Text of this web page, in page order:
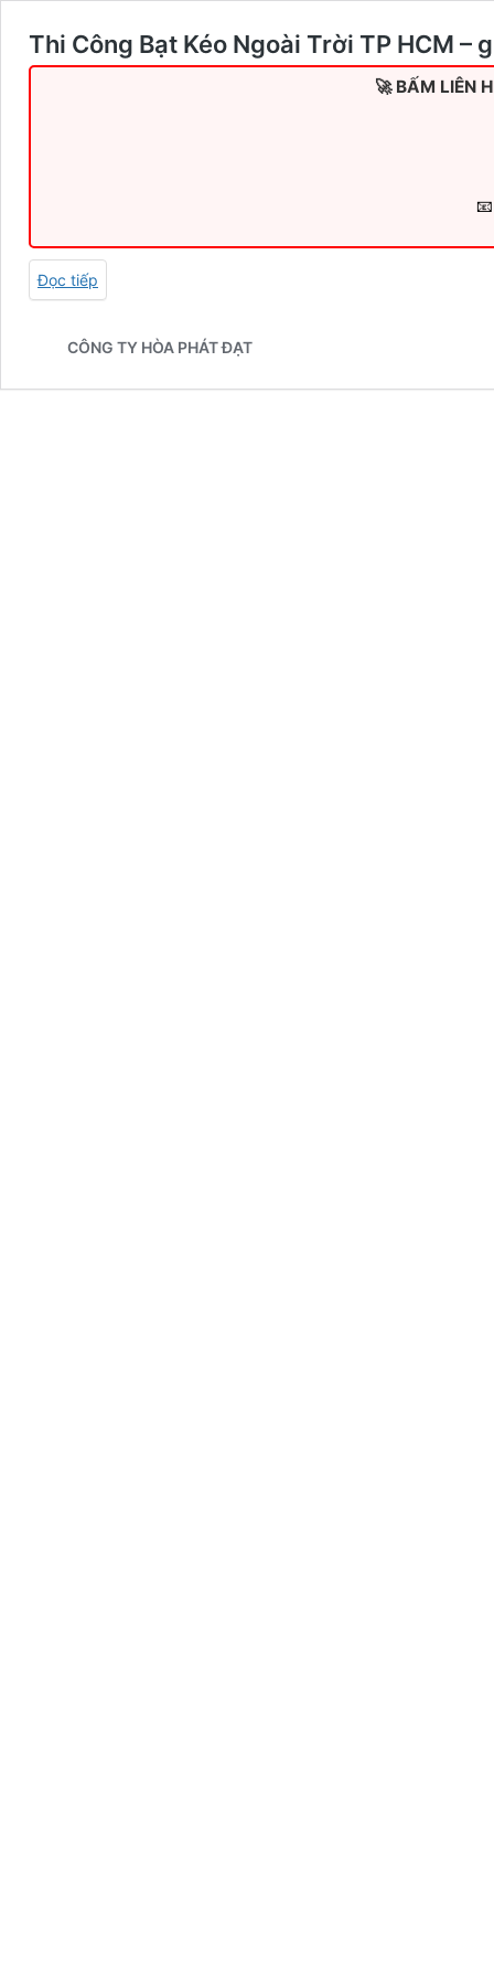
Thi Công Bạt Kéo Ngoài Trời TP HCM –
🚀 BẤM LIÊN
Đọc tiếp
CÔNG TY HÒA PHÁT ĐẠT